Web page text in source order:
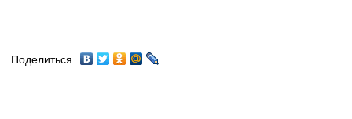
Поделиться